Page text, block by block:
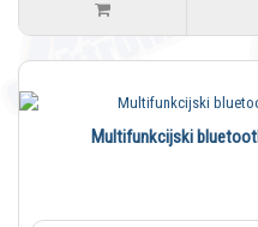
Multifunkcijski